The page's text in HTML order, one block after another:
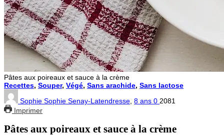
Pâtes aux poireaux et sauce à la crème
Recettes, Souper, Végé, Sans arachide, Sans lactose
Sophie Sophie Senay-Latendresse 8 ans 0 2081
Imprimer
Pâtes aux poireaux et sauce à la crème